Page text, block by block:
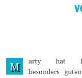
M
arty hat
besonders